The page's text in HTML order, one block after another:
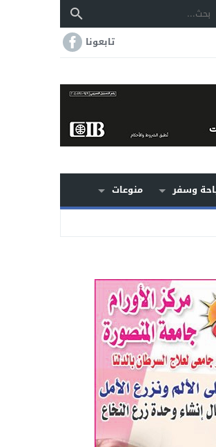
تابعونا
وسفر
منوعات